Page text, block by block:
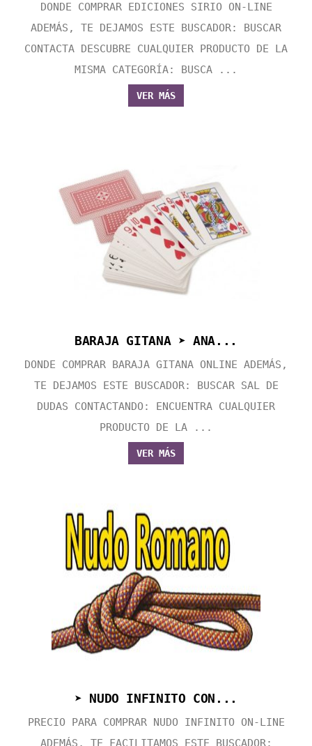
DONDE COMPRAR EDICIONES SIRIO ON-LINE
ADEMÁS, TE DEJAMOS ESTE BUSCADOR: BUSCAR
CONTACTA DESCUBRE CUALQUIER PRODUCTO DE LA
MISMA CATEGORÍA: BUSCA ...
VER MÁS
BARAJA GITANA ➤ ANA...
DONDE COMPRAR BARAJA GITANA ONLINE ADEMÁS,
TE DEJAMOS ESTE BUSCADOR: BUSCAR SAL DE
DUDAS CONTACTANDO: ENCUENTRA CUALQUIER
PRODUCTO DE LA ...
VER MÁS
➤ NUDO INFINITO CON...
PRECIO PARA COMPRAR NUDO INFINITO ON-LINE
ADEMÁS, TE FACILITAMOS ESTE BUSCADOR: